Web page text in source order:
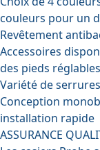
couleurs pour un
Revêtement
Accessoires
des pieds réglables
Variété de
Conception
installation rapide
ASSURANCE